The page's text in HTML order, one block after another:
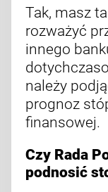
Tak, masz
rozważyć
innego
należy
prognoz
finansowej.
Czy Rada
podnosić